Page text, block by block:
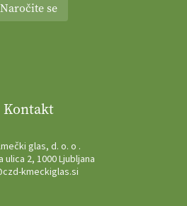
Naročite se
Kontakt
glas, d. o. o .
ulica 2, 1000 Ljubljana
kmeckiglas.si